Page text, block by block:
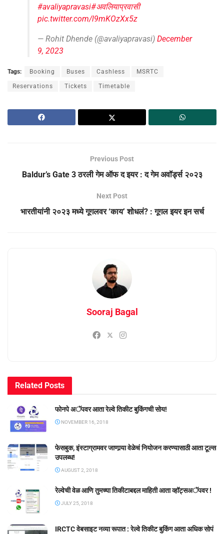
#avaliyapravasi#अवलियाप्रवासी
pic.twitter.com/l9mKOzXx5z
— Rohit Dhende (@avaliyapravasi) December
9, 2023
Tags: Booking Buses Cashless MSRTC
Reservations Tickets Timetable
Previous Post
Baldur’s Gate 3 ठरली गेम ऑफ द इयर : द गेम अवॉर्ड्स २०२३
Next Post
भारतीयांनी २०२३ मध्ये गूगलवर ‘काय’ शोधलं? : गूगल इयर इन सर्च
Sooraj Bagal
Related Posts
फोनपे अॅपवर आता रेल्वे तिकीट बुकिंगची सोय!
NOVEMBER 16, 2018
फेसबुक, इंस्टाग्रामवर जाणार्‍या वेळेचं नियोजन करण्यासाठी आता टूल्स
उपलब्ध!
AUGUST 2, 2018
रेल्वेची वेळ आणि तुमच्या तिकीटाबद्दल माहिती आता व्हॉट्सअॅपवर !
JULY 25, 2018
IRCTC वेबसाइट नव्या रूपात : रेल्वे तिकीट बुकिंग आता अधिक सोपं